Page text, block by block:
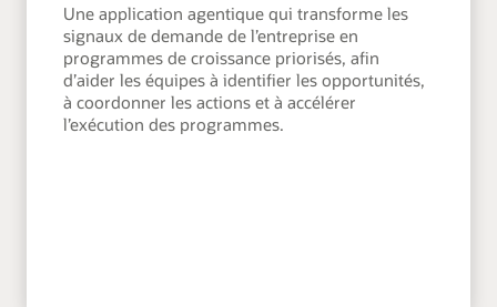
Une application agentique qui transforme les
signaux de demande de l’entreprise en
programmes de croissance priorisés, afin
d’aider les équipes à identifier les opportunités,
à coordonner les actions et à accélérer
l’exécution des programmes.